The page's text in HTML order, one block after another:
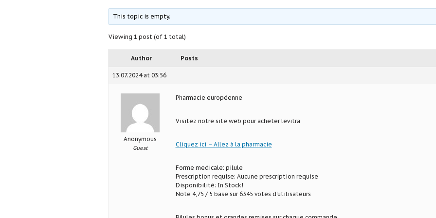
This topic is empty.
Viewing 1 post (of 1 total)
Author Posts
13.07.2024 at 03:56
Anonymous
Guest
Pharmacie européenne
Visitez notre site web pour acheter levitra
Cliquez ici – Allez à la pharmacie
Forme medicale: pilule
Prescription requise: Aucune prescription requise
Disponibilité: In Stock!
Note 4,75 / 5 base sur 6345 votes d’utilisateurs